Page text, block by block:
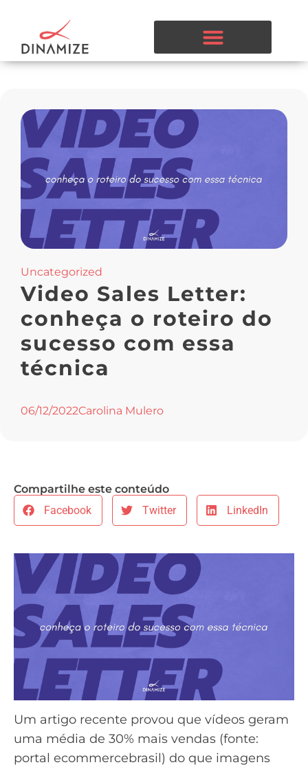
Uncategorized
Video Sales Letter:
conheça o roteiro do
sucesso com essa
técnica
06/12/2022Carolina Mulero
Compartilhe este conteúdo
Facebook
Twitter LinkedIn
Um artigo recente provou que vídeos geram
uma média de 30% mais vendas (fonte:
portal ecommercebrasil) do que imagens